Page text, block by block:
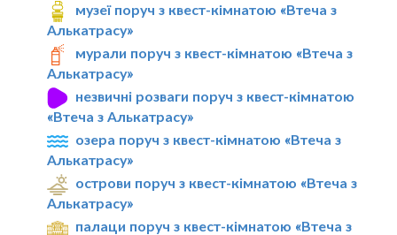
музеї поруч з квест-кімнатою «Втеча з
Алькатрасу»
мурали поруч з квест-кімнатою «Втеча з
Алькатрасу»
незвичні розваги поруч з квест-кімнатою
«Втеча з Алькатрасу»
озера поруч з квест-кімнатою «Втеча з
Алькатрасу»
острови поруч з квест-кімнатою «Втеча з
Алькатрасу»
палаци поруч з квест-кімнатою «Втеча з